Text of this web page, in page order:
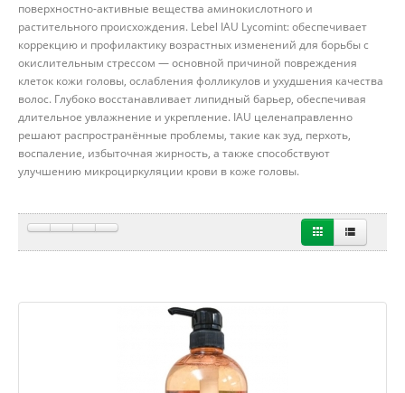
поверхностно-активные вещества аминокислотного и
растительного происхождения. Lebel IAU Lycomint: обеспечивает
коррекцию и профилактику возрастных изменений для борьбы с
окислительным стрессом — основной причиной повреждения
клеток кожи головы, ослабления фолликулов и ухудшения качества
волос. Глубоко восстанавливает липидный барьер, обеспечивая
длительное увлажнение и укрепление. IAU целенаправленно
решают распространённые проблемы, такие как зуд, перхоть,
воспаление, избыточная жирность, а также способствуют
улучшению микроциркуляции крови в коже головы.